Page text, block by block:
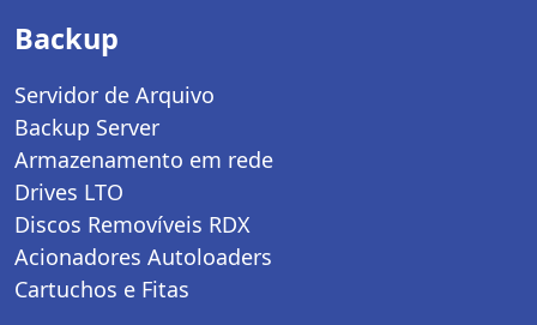
Backup
Servidor de Arquivo
Backup Server
Armazenamento em rede
Drives LTO
Discos Removíveis RDX
Acionadores Autoloaders
Cartuchos e Fitas